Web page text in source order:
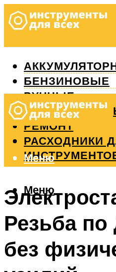
БЕНЗИНОВЫЕ
РУЧНЫЕ
РЕМОНТ
РАСХОДНИКИ
Меню
Меню
Резьба по
без